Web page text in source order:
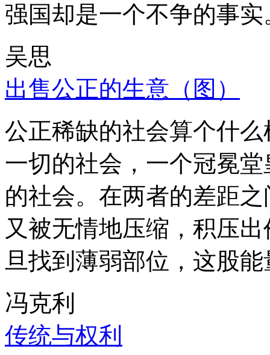
强国却是一个不争的事实
吴思
出售公正的生意（图）
公正稀缺的社会算个什
一切的社会，一个冠冕
的社会。在两者的差距
又被无情地压缩，积压
旦找到薄弱部位，这股
冯克利
传统与权利